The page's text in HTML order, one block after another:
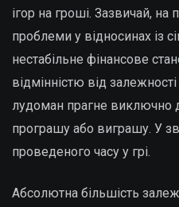
ігор на гроші. Зазвичай, на
проблеми у відносинах із
нестабільне фінансове
відмінністю від
лудоман прагне виключно
програшу або виграшу. У
проведеного часу у грі.
Абсолютна більшість